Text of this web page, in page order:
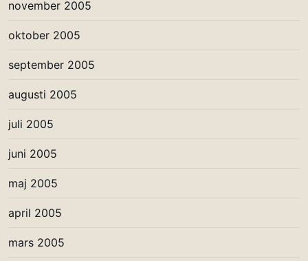
november 2005
oktober 2005
september 2005
augusti 2005
juli 2005
juni 2005
maj 2005
april 2005
mars 2005